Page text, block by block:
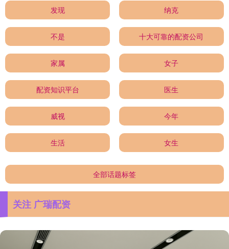
发现 纳克
不是 十大可靠的配资公司
家属 女子
配资知识平台 医生
威视 今年
生活 女生
全部话题标签
关注 广瑞配资